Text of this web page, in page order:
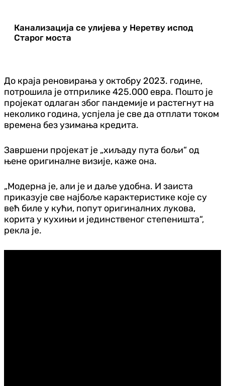
Канализација се улијева у Неретву испод
Старог моста
До краја реновирања у октобру 2023. године,
потрошила је отприлике 425.000 евра. Пошто је
пројекат одлаган због пандемије и растегнут на
неколико година, успјела је све да отплати током
времена без узимања кредита.
Завршени пројекат је „хиљаду пута бољи“ од
њене оригиналне визије, каже она.
„Модерна је, али је и даље удобна. И заиста
приказује све најбоље карактеристике које су
већ биле у кући, попут оригиналних лукова,
корита у кухињи и јединственог степеништа“,
рекла је.